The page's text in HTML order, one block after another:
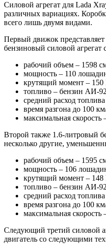
Силовой агрегат для Lada
различных вариациях.
всего лишь двумя видами.
Первый движок
бензиновый силовой
рабочий объем – 1598
мощность – 110
крутящий момент –
топливо – бензин АИ-
средний расход
время разгона до 100
максимальная скорость
Второй также 1.6-литровый
несколько другие,
рабочий объем – 1595
мощность – 106
крутящий момент –
топливо – бензин АИ-
средний расход
время разгона до 100
максимальная скорость
Следующий третий силовой
двигатель со следующими